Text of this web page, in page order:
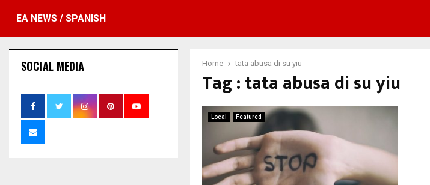
EA NEWS / SPANISH
Home tata abusa di su yiu
Tag : tata abusa di su yiu
Local Featured
SOCIAL MEDIA